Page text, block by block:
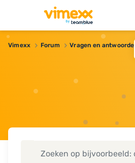
Vimexx Forum Vragen en antwoorden